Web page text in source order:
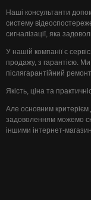
Наші консультанти
систему
сигналізації, яка
У нашій компанії є
продажу, з гарантією. Ми
післягарантійний
Якість, ціна та
Але основним критерієм
задоволенням можемо
іншими інтернет-